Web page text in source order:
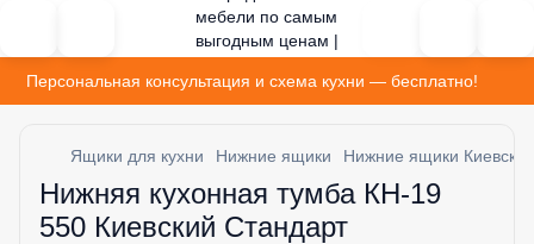
Персональная консультация и схема кухни — бесплатно!
Ящики для кухни Нижние ящики Нижние ящики
Нижняя кухонная тумба КН-19
550 Киевский Стандарт